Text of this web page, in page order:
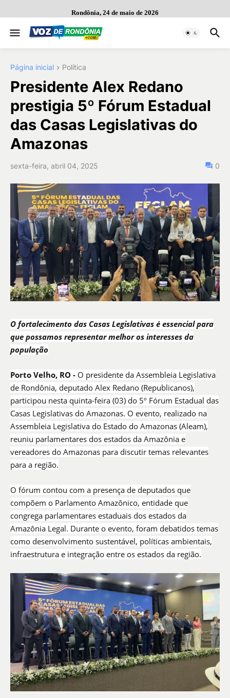
Rondônia, 24 de maio de 2026
Página inicial Política
Presidente Alex Redano
prestigia 5º Fórum Estadual
das Casas Legislativas do
Amazonas
sexta-feira, abril 04, 2025 0
O fortalecimento das Casas Legislativas é essencial para
que possamos representar melhor os interesses da
população
Porto Velho, RO - O presidente da Assembleia Legislativa
de Rondônia, deputado Alex Redano (Republicanos),
participou nesta quinta-feira (03) do 5º Fórum Estadual das
Casas Legislativas do Amazonas. O evento, realizado na
Assembleia Legislativa do Estado do Amazonas (Aleam),
reuniu parlamentares dos estados da Amazônia e
vereadores do Amazonas para discutir temas relevantes
para a região.
O fórum contou com a presença de deputados que
compõem o Parlamento Amazônico, entidade que
congrega parlamentares estaduais dos estados da
Amazônia Legal. Durante o evento, foram debatidos temas
como desenvolvimento sustentável, políticas ambientais,
infraestrutura e integração entre os estados da região.